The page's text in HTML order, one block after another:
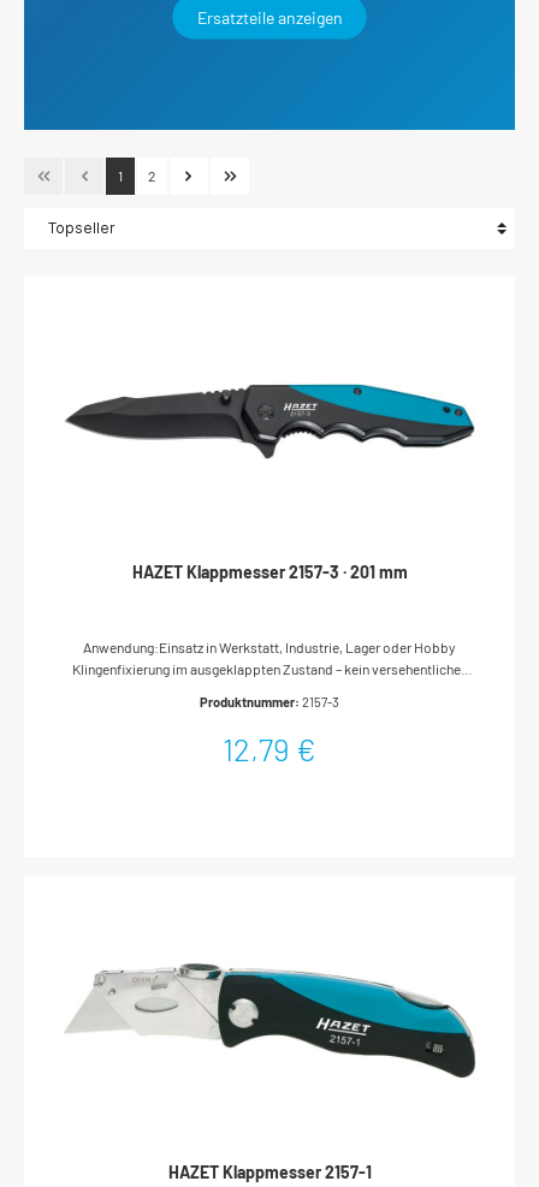
Ersatzteile anzeigen
1 2
HAZET Klappmesser 2157-3 · 201 mm
Anwendung:Einsatz in Werkstatt, Industrie, Lager oder Hobby
Klingenfixierung im ausgeklappten Zustand – kein versehentliches
hochwertigem EdelstahlLeicht und handlichPraktischer
mmLänge l1: 86 mm
Produktnummer: 2157-3
12,79 €
HAZET Klappmesser 2157-1